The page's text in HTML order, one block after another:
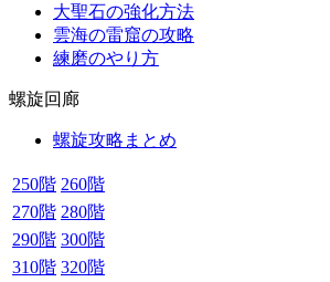
大聖石の強化方法
雲海の雷窟の攻略
練磨のやり方
螺旋回廊
螺旋攻略まとめ
250階 260階
270階 280階
290階 300階
310階 320階